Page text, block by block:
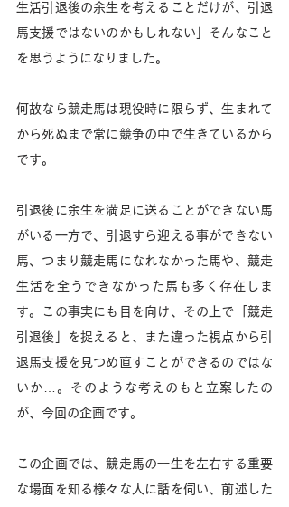
生活引退後の余生を考えることだけが、引退
馬支援ではないのかもしれない」そんなこと
を思うようになりました。
何故なら競走馬は現役時に限らず、生まれて
から死ぬまで常に競争の中で生きているから
です。
引退後に余生を満足に送ることができない馬
がいる一方で、引退すら迎える事ができない
馬、つまり競走馬になれなかった馬や、競走
生活を全うできなかった馬も多く存在しま
す。この事実にも目を向け、その上で「競走
引退後」を捉えると、また違った視点から引
退馬支援を見つめ直すことができるのではな
いか…。そのような考えのもと立案したの
が、今回の企画です。
この企画では、競走馬の一生を左右する重要
な場面を知る様々な人に話を伺い、前述した